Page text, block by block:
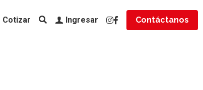
Cotizar Ingresar Contáctanos